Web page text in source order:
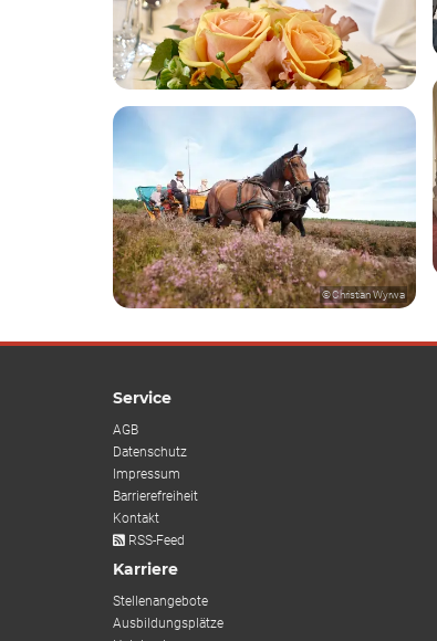
© Christian Wyrwa
Service
AGB
Datenschutz
Impressum
Barrierefreiheit
Kontakt
RSS-Feed
Karriere
Stellenangebote
Ausbildungsplätze